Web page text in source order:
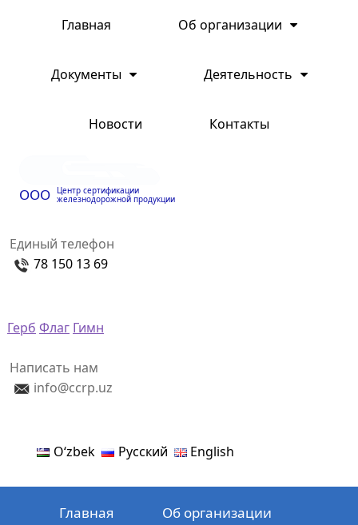
Главная Об организации
Документы Деятельность
Новости Контакты
ООО Центр сертификации
железнодорожной продукции
Единый телефон
78 150 13 69
Герб Флаг Гимн
Написать нам
info@ccrp.uz
Oʻzbek Русский English
Главная Об организации